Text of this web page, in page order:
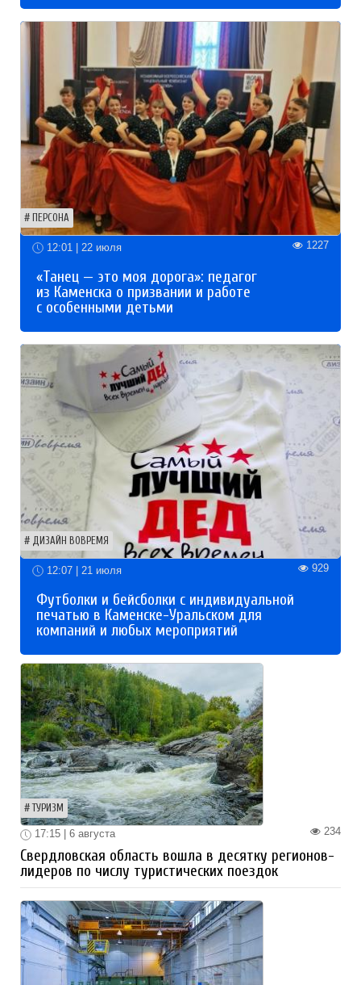
ПЕРСОНА
12:01 | 22 июля 1227
«Танец — это моя дорога»: педагог
из Каменска о призвании и работе
с особенными детьми
ДИЗАЙН ВОВРЕМЯ
12:07 | 21 июля 929
Футболки и бейсболки с индивидуальной
печатью в Каменске-Уральском для
компаний и любых мероприятий
ТУРИЗМ
234
17:15 | 6 августа
Свердловская область вошла в десятку регионов-
лидеров по числу туристических поездок